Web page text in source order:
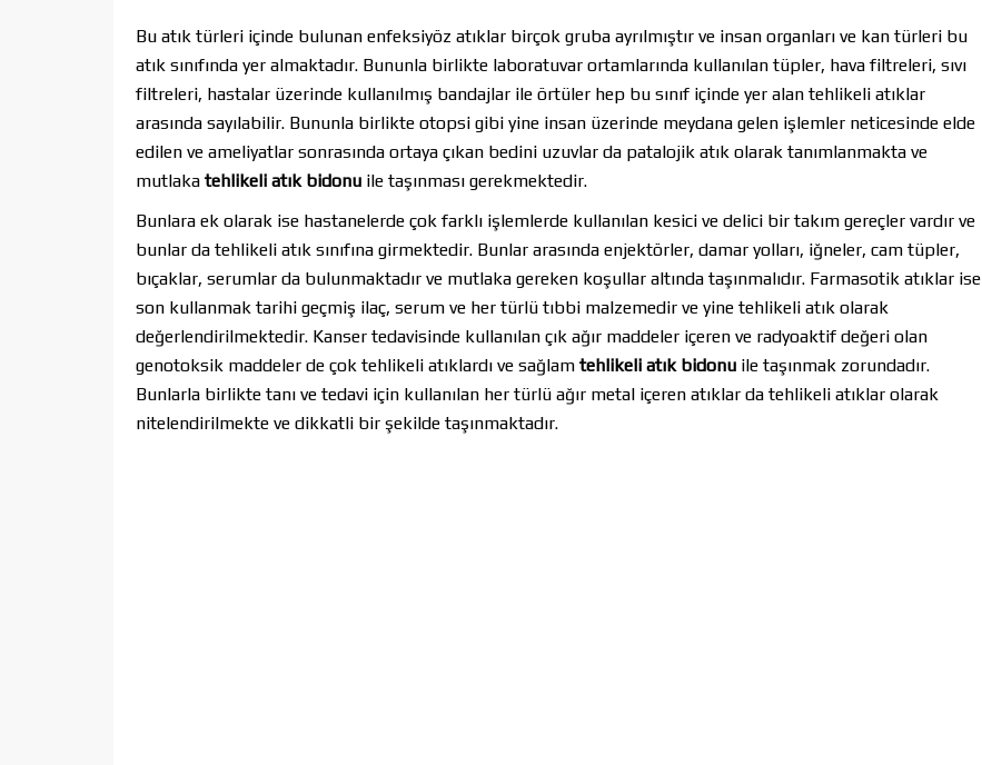
Bu atık türleri içinde bulunan enfeksiyöz atıklar birçok gruba ayrılmıştır ve insan organları ve kan türleri bu
atık sınıfında yer almaktadır. Bununla birlikte laboratuvar ortamlarında kullanılan tüpler, hava filtreleri, sıvı
filtreleri, hastalar üzerinde kullanılmış bandajlar ile örtüler hep bu sınıf içinde yer alan tehlikeli atıklar
arasında sayılabilir. Bununla birlikte otopsi gibi yine insan üzerinde meydana gelen işlemler neticesinde elde
edilen ve ameliyatlar sonrasında ortaya çıkan bedini uzuvlar da patalojik atık olarak tanımlanmakta ve
mutlaka tehlikeli atık bidonu ile taşınması gerekmektedir.
Bunlara ek olarak ise hastanelerde çok farklı işlemlerde kullanılan kesici ve delici bir takım gereçler vardır ve
bunlar da tehlikeli atık sınıfına girmektedir. Bunlar arasında enjektörler, damar yolları, iğneler, cam tüpler,
bıçaklar, serumlar da bulunmaktadır ve mutlaka gereken koşullar altında taşınmalıdır. Farmasotik atıklar ise
son kullanmak tarihi geçmiş ilaç, serum ve her türlü tıbbi malzemedir ve yine tehlikeli atık olarak
değerlendirilmektedir. Kanser tedavisinde kullanılan çık ağır maddeler içeren ve radyoaktif değeri olan
genotoksik maddeler de çok tehlikeli atıklardı ve sağlam tehlikeli atık bidonu ile taşınmak zorundadır.
Bunlarla birlikte tanı ve tedavi için kullanılan her türlü ağır metal içeren atıklar da tehlikeli atıklar olarak
nitelendirilmekte ve dikkatli bir şekilde taşınmaktadır.